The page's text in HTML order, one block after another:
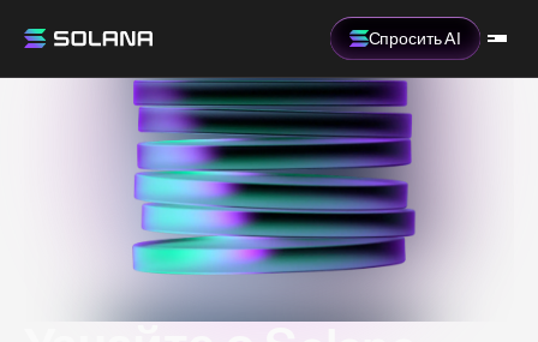
Спросить AI